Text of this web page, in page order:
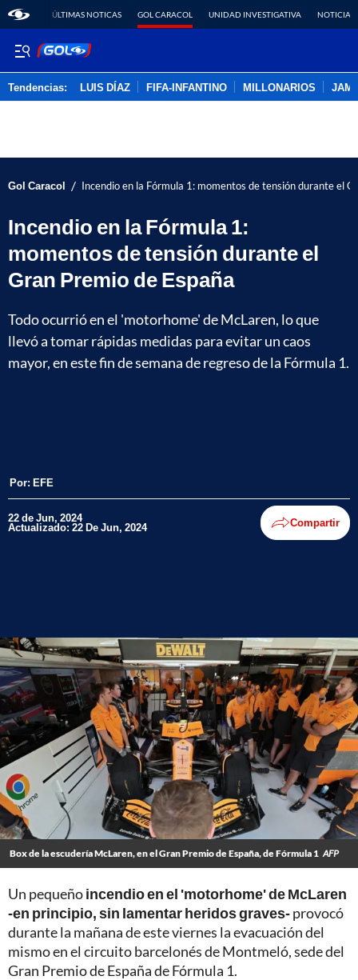
ÚLTIMAS NOTICAS GOL CARACOL UNIDAD INVESTIGATIVA NOTICIAS
Tendencias: LUIS DÍAZ FIFA-INFANTINO MILLONARIOS
Gol Caracol / Incendio en la Fórmula 1: momentos de tensión durante el
Incendio en la Fórmula 1:
momentos de tensión durante el
Gran Premio de España
Todo ocurrió en el 'motorhome' de McLaren, lo que
llevó a tomar rápidas medidas para evitar un caos
mayor, en este fin de semana de regreso de la Fórmula 1.
Por: EFE
22 de Jun, 2024
Actualizado: 22 De Jun, 2024 Compartir
Box de la escudería McLaren, en el Gran Premio de España, de Fórmula 1 AFP
Un pequeñoincendio en el 'motorhome' de McLaren
-en principio, sin lamentar heridos graves-provocó
durante la mañana de este viernes la evacuación del
mismo en el circuito barcelonés de Montmeló, sede del
Gran Premio de España de Fórmula 1.